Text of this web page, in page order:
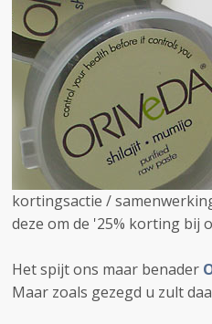
kortingsactie /
deze om de '25% korting bij
Het spijt ons maar benader
Maar zoals gezegd u zult